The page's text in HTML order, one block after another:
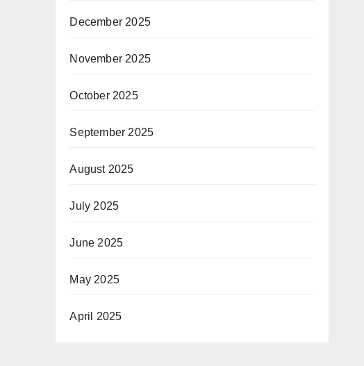
December 2025
November 2025
October 2025
September 2025
August 2025
July 2025
June 2025
May 2025
April 2025